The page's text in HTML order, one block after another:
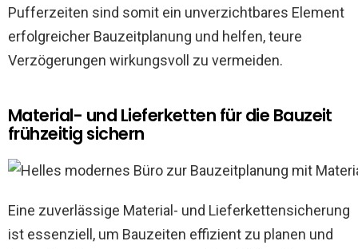
Pufferzeiten sind somit ein unverzichtbares Element
erfolgreicher Bauzeitplanung und helfen, teure
Verzögerungen wirkungsvoll zu vermeiden.
Material- und Lieferketten für die Bauzeit
frühzeitig sichern
Eine zuverlässige Material- und Lieferkettensicherung
ist essenziell, um Bauzeiten effizient zu planen und